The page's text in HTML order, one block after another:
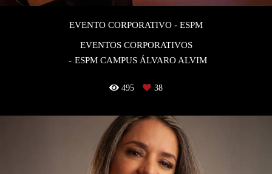
EVENTO CORPORATIVO - ESPM
EVENTOS CORPORATIVOS
ESPM CAMPUS ÁLVARO ALVIM
495 38